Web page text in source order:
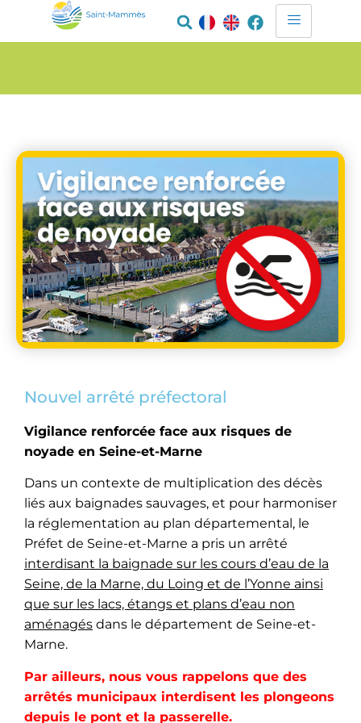
Nouvel arrêté préfectoral
Vigilance renforcée face aux risques de
noyade en Seine-et-Marne
Dans un contexte de multiplication des décès
liés aux baignades sauvages, et pour harmoniser
la réglementation au plan départemental, le
Préfet de Seine-et-Marne a pris un arrêté
interdisant la baignade sur les cours d’eau de la
Seine, de la Marne, du Loing et de l’Yonne ainsi
que sur les lacs, étangs et plans d’eau non
aménagés dans le département de Seine-et-
Marne.
Par ailleurs, nous vous rappelons que des
arrêtés municipaux interdisent les plongeons
depuis le pont et la passerelle.